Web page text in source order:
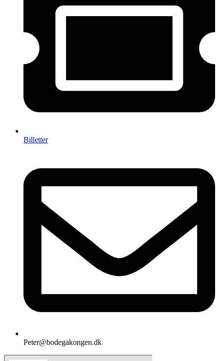
Billetter
Peter@bodegakongen.dk